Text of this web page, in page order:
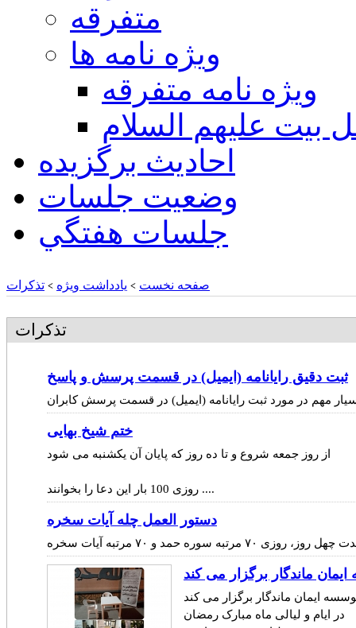
متفرقه
ويژه نامه ها
ويژه نامه متفرقه
بيت عليهم السلام
احادیث برگزیده
وضعیت جلسات
جلسات هفتگي
صفحه نخست > یادداشت ویژه > تذكرات
تذكرات
ثبت دقیق رایانامه (ایمیل) در قسمت پرسش و پاسخ
مهم در مورد ثبت رایانامه (ایمیل) در قسمت پرسش کابران
ختم شیخ بهایی
از روز جمعه شروع و تا ده روز که پایان آن یکشنبه می شود
روزی 100 بار این دعا را بخوانند ....
دستور العمل چله آیات سخره
ماندگار برگزار می کند
در ایام و لیالی ماه مبارک رمضان